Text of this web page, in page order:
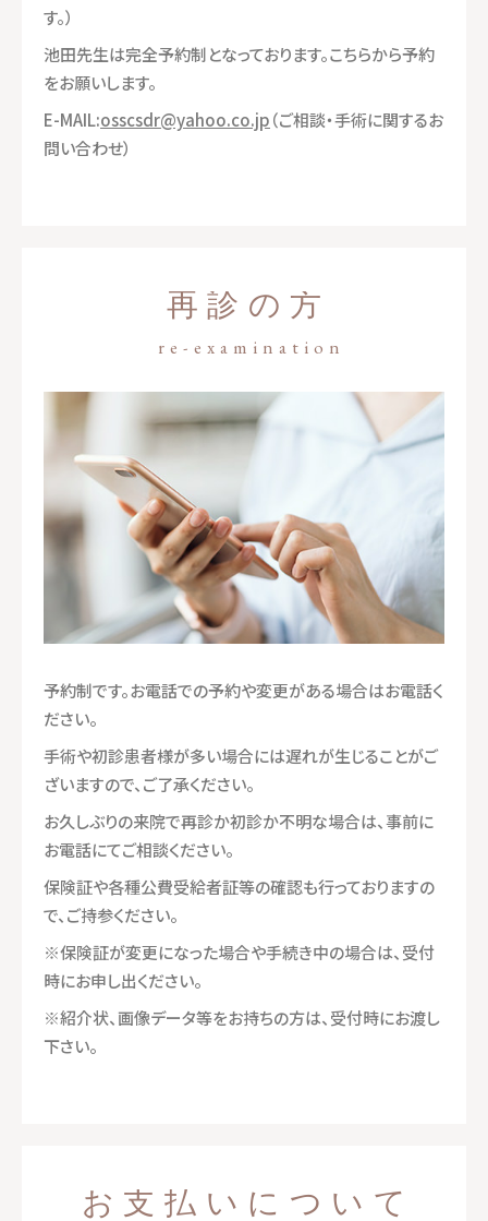
す。）
池田先生は完全予約制となっております。こちらから予約
をお願いします。
E-MAIL:osscsdr@yahoo.co.jp（ご相談・手術に関するお
問い合わせ）
再診の方
re-examination
予約制です。お電話での予約や変更がある場合はお電話く
ださい。
手術や初診患者様が多い場合には遅れが生じることがご
ざいますので、ご了承ください。
お久しぶりの来院で再診か初診か不明な場合は、事前に
お電話にてご相談ください。
保険証や各種公費受給者証等の確認も行っておりますの
で、ご持参ください。
※保険証が変更になった場合や手続き中の場合は、受付
時にお申し出ください。
※紹介状、画像データ等をお持ちの方は、受付時にお渡し
下さい。
お支払いについて